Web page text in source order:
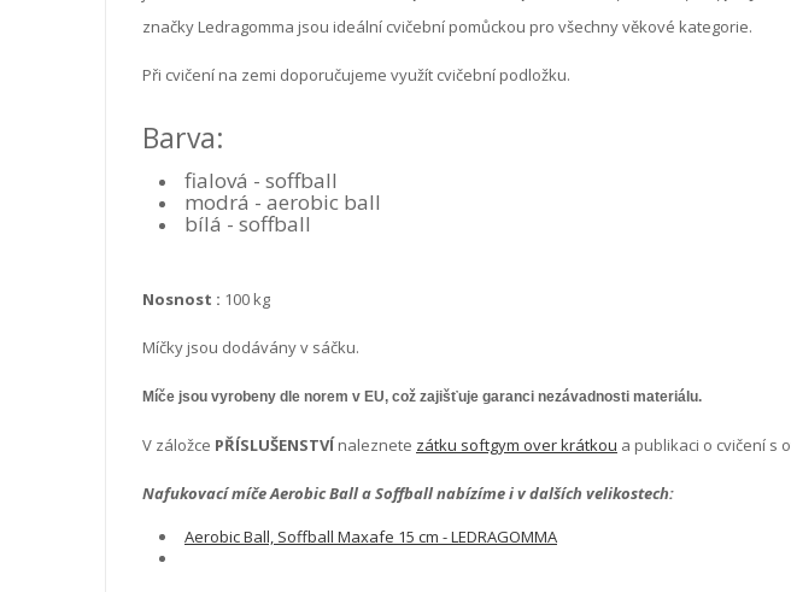
značky Ledragomma jsou ideální cvičební pomůckou pro všechny věkové kategorie.
Při cvičení na zemi doporučujeme využít cvičební podložku.
Barva:
fialová - soffball
modrá - aerobic ball
bílá - soffball
Nosnost : 100 kg
Míčky jsou dodávány v sáčku.
Míče jsou vyrobeny dle norem v EU, což zajišťuje garanci nezávadnosti materiálu.
V záložce PŘÍSLUŠENSTVÍnaleznete zátku softgym over krátkou a publikaci o cvičení s
Nafukovací míče Aerobic Ball a Soffball nabízíme i v dalších velikostech:
Aerobic Ball, Soffball Maxafe 15 cm - LEDRAGOMMA